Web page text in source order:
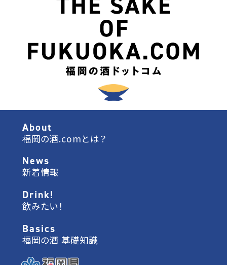
About
福岡の酒.comとは？
News
新着情報
Drink!
飲みたい！
Basics
福岡の酒 基礎知識